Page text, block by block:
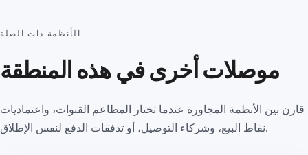
الأنظمة ذات الصلة
موصلات أخرى في هذه المنطقة
قارن بين الأنظمة المجاورة عندما تختار المطاعم القنوات، واعتماديات
نقاط البيع، وشركاء التوصيل، أو تدفقات الدفع لنفس الإطلاق.